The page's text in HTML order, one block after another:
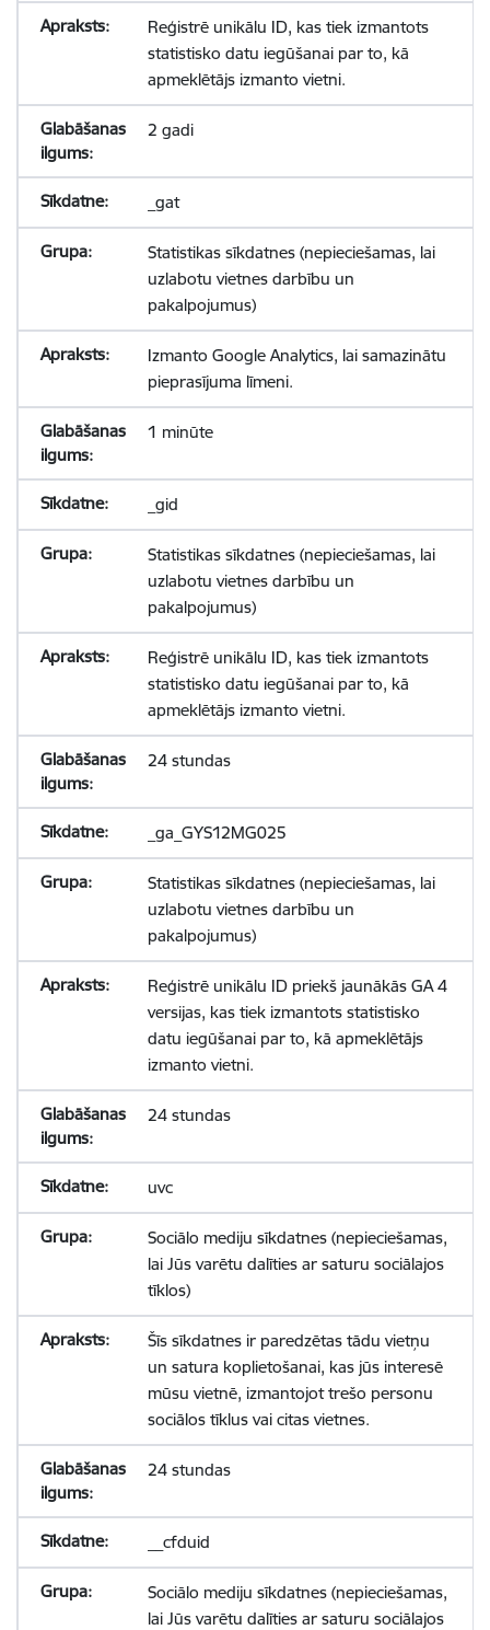
Reģistrē unikālu ID, kas tiek izmantots
statistisko datu iegūšanai par to, kā
apmeklētājs izmanto vietni.
2 gadi
_gat
Statistikas sīkdatnes (nepieciešamas, lai
uzlabotu vietnes darbību un
pakalpojumus)
Izmanto Google Analytics, lai samazinātu
pieprasījuma līmeni.
1 minūte
_gid
Statistikas sīkdatnes (nepieciešamas, lai
uzlabotu vietnes darbību un
pakalpojumus)
Reģistrē unikālu ID, kas tiek izmantots
statistisko datu iegūšanai par to, kā
apmeklētājs izmanto vietni.
24 stundas
_ga_GYS12MG025
Statistikas sīkdatnes (nepieciešamas, lai
uzlabotu vietnes darbību un
pakalpojumus)
Reģistrē unikālu ID priekš jaunākās GA 4
versijas, kas tiek izmantots statistisko
datu iegūšanai par to, kā apmeklētājs
izmanto vietni.
24 stundas
uvc
Sociālo mediju sīkdatnes (nepieciešamas,
lai Jūs varētu dalīties ar saturu sociālajos
tīklos)
Šīs sīkdatnes ir paredzētas tādu vietņu
un satura koplietošanai, kas jūs interesē
mūsu vietnē, izmantojot trešo personu
sociālos tīklus vai citas vietnes.
24 stundas
__cfduid
Sociālo mediju sīkdatnes (nepieciešamas,
lai Jūs varētu dalīties ar saturu sociālajos